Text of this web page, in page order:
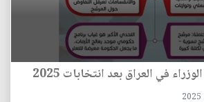
في العراق بعد انتخابات 2025